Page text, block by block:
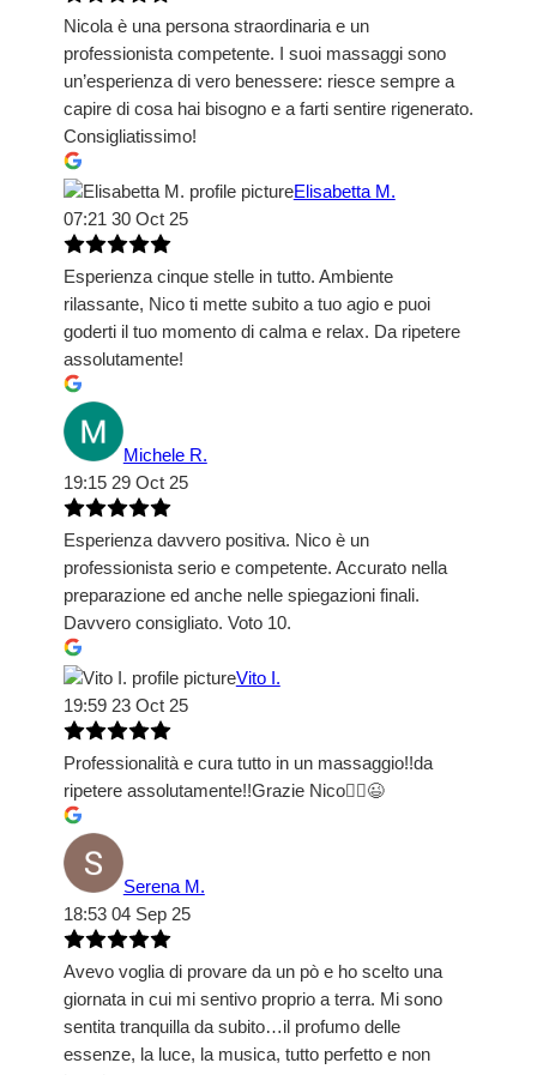
Nicola è una persona straordinaria e un
professionista competente. I suoi massaggi sono
un’esperienza di vero benessere: riesce sempre a
capire di cosa hai bisogno e a farti sentire rigenerato.
Consigliatissimo!
Elisabetta M.
07:21 30 Oct 25
Esperienza cinque stelle in tutto. Ambiente
rilassante, Nico ti mette subito a tuo agio e puoi
goderti il tuo momento di calma e relax. Da ripetere
assolutamente!
Michele R.
19:15 29 Oct 25
Esperienza davvero positiva. Nico è un
professionista serio e competente. Accurato nella
preparazione ed anche nelle spiegazioni finali.
Davvero consigliato. Voto 10.
Vito I.
19:59 23 Oct 25
Professionalità e cura tutto in un massaggio!!da
ripetere assolutamente!!Grazie Nico🤦‍♂️😉
Serena M.
18:53 04 Sep 25
Avevo voglia di provare da un pò e ho scelto una
giornata in cui mi sentivo proprio a terra. Mi sono
sentita tranquilla da subito…il profumo delle
essenze, la luce, la musica, tutto perfetto e non